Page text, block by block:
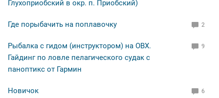
Глухоприобский в окр. п. Приобский)
Где порыбачить на поплавочку 2
Рыбалка с гидом (инструктором) на ОВХ.
Гайдинг по ловле пелагического судак с
паноптикс от Гармин
9
Новичок 6